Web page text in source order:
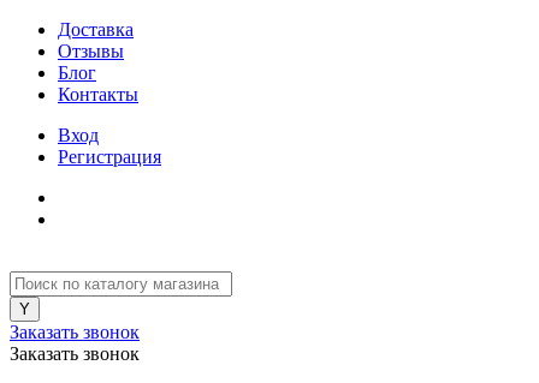
Доставка
Отзывы
Блог
Контакты
Вход
Регистрация
Заказать звонок
Заказать звонок